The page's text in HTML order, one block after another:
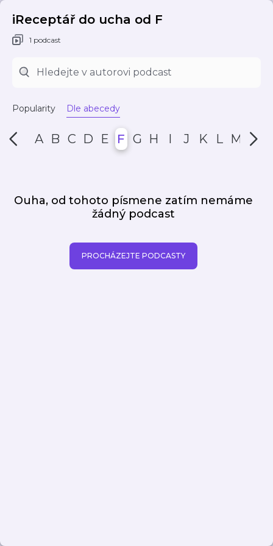
iReceptář do ucha od F
1 podcast
Popularity Dle abecedy
A B C D E F G H I J K L M N
Ouha, od tohoto písmene zatím nemáme
žádný podcast
PROCHÁZEJTE PODCASTY